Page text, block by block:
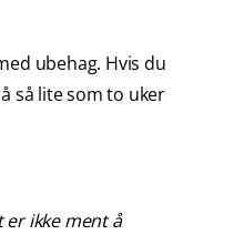
ubehag. Hvis du
så lite som to uker
ikke ment å